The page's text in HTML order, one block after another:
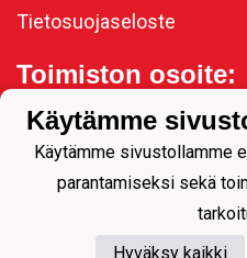
Tietosuojaseloste
Toimiston osoite:
Kauppakatu 11, 80100
Joensuu
Käytämme
Käytämme sivustollamme
parantamiseksi sekä
Hyväksy kaikki